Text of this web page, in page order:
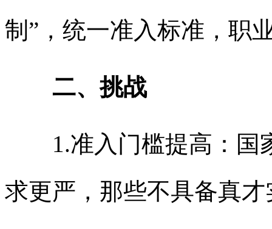
制”，统一准入标准，职
二、挑战
1.准入门槛提高：国
求更严，那些不具备真